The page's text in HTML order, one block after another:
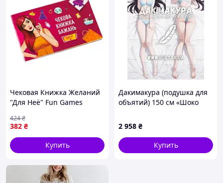
Чековая Книжка Желаний
"Для Неё" Fun Games
"квестов"-желаний,
Toyman
382 ₴
424₴
Купить
Дакимакура (подушка для
объятий) 150 см «Шоко
общаться» модель 1
2 958 ₴
Купить